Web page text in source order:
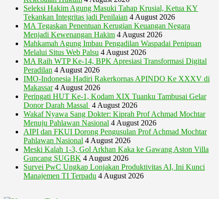
Seleksi Hakim Agung Masuki Tahap Krusial, Ketua KY
Tekankan Integritas jadi Penilaian 4 August 2026
MA Tegaskan Penentuan Kerugian Keuangan Negara
Menjadi Kewenangan Hakim 4 August 2026
Mahkamah Agung Imbau Pengadilan Waspadai Penipuan
Melalui Situs Web Palsu 4 August 2026
MA Raih WTP Ke-14, BPK Apresiasi Transformasi Digital
Peradilan 4 August 2026
IMO-Indonesia Hadiri Rakerkornas APINDO Ke XXXV di
Makassar 4 August 2026
Peringati HUT Ke-1, Kodam XIX Tuanku Tambusai Gelar
Donor Darah Massal 4 August 2026
Wakaf Nyawa Sang Dokter: Kiprah Prof Achmad Mochtar
Menuju Pahlawan Nasional 4 August 2026
AIPI dan FKUI Dorong Pengusulan Prof Achmad Mochtar
Pahlawan Nasional 4 August 2026
Meski Kalah 1-3, Gol Arkhan Kaka ke Gawang Aston Villa
Guncang SUGBK 4 August 2026
Survei PwC Ungkap Lonjakan Produktivitas AI, Ini Kunci
Manajemen TI Terpadu 4 August 2026